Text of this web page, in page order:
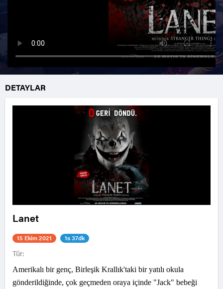
DETAYLAR
Lanet
15 Ekim 2021 1s 37dk
Tür:
Amerikalı bir genç, Birleşik Krallık'taki bir yatılı okula
gönderildiğinde, çok geçmeden oraya içinde "Jack" bebeği